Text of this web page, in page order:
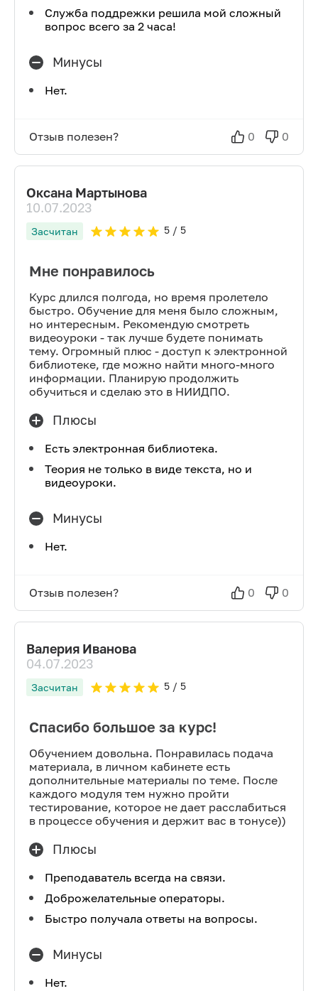
Служба поддрежки решила мой сложный
вопрос всего за 2 часа!
Минусы
Нет.
Отзыв полезен? 0 0
Оксана Мартынова
10.07.2023
Засчитан 5/ 5
Мне понравилось
Курс длился полгода, но время пролетело
быстро. Обучение для меня было сложным,
но интересным. Рекомендую смотреть
видеоуроки - так лучше будете понимать
тему. Огромный плюс - доступ к электронной
библиотеке, где можно найти много-много
информации. Планирую продолжить
обучиться и сделаю это в НИИДПО.
Плюсы
Есть электронная библиотека.
Теория не только в виде текста, но и
видеоуроки.
Минусы
Нет.
Отзыв полезен? 0 0
Валерия Иванова
04.07.2023
Засчитан 5/ 5
Спасибо большое за курс!
Обучением довольна. Понравилась подача
материала, в личном кабинете есть
дополнительные материалы по теме. После
каждого модуля тем нужно пройти
тестирование, которое не дает расслабиться
в процессе обучения и держит вас в тонусе))
Плюсы
Преподаватель всегда на связи.
Доброжелательные операторы.
Быстро получала ответы на вопросы.
Минусы
Нет.